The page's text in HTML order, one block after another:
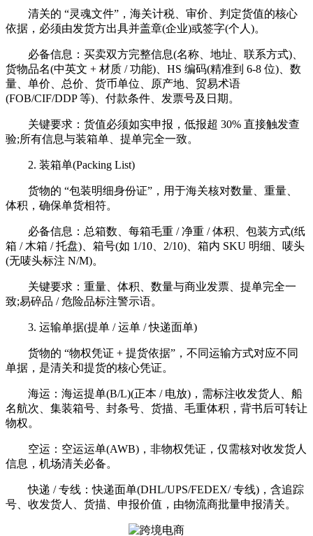
清关的 “灵魂文件”，海关计税、审价、判定货值的核心
依据，必须由发货方出具并盖章(企业)或签字(个人)。
必备信息：买卖双方完整信息(名称、地址、联系方式)、
货物品名(中英文 + 材质 / 功能)、HS 编码(精准到 6-8 位)、数
量、单价、总价、货币单位、原产地、贸易术语
(FOB/CIF/DDP 等)、付款条件、发票号及日期。
关键要求：货值必须如实申报，低报超 30% 直接触发查
验;所有信息与装箱单、提单完全一致。
2. 装箱单(Packing List)
货物的 “包装明细身份证”，用于海关核对数量、重量、
体积，确保单货相符。
必备信息：总箱数、每箱毛重 / 净重 / 体积、包装方式(纸
箱 / 木箱 / 托盘)、箱号(如 1/10、2/10)、箱内 SKU 明细、唛头
(无唛头标注 N/M)。
关键要求：重量、体积、数量与商业发票、提单完全一
致;易碎品 / 危险品标注警示语。
3. 运输单据(提单 / 运单 / 快递面单)
货物的 “物权凭证 + 提货依据”，不同运输方式对应不同
单据，是清关和提货的核心凭证。
海运：海运提单(B/L)(正本 / 电放)，需标注收发货人、船
名航次、集装箱号、封条号、货描、毛重体积，背书后可转让
物权。
空运：空运运单(AWB)，非物权凭证，仅需核对收发货人
信息，机场清关必备。
快递 / 专线：快递面单(DHL/UPS/FEDEX/ 专线)，含追踪
号、收发货人、货描、申报价值，由物流商批量申报清关。